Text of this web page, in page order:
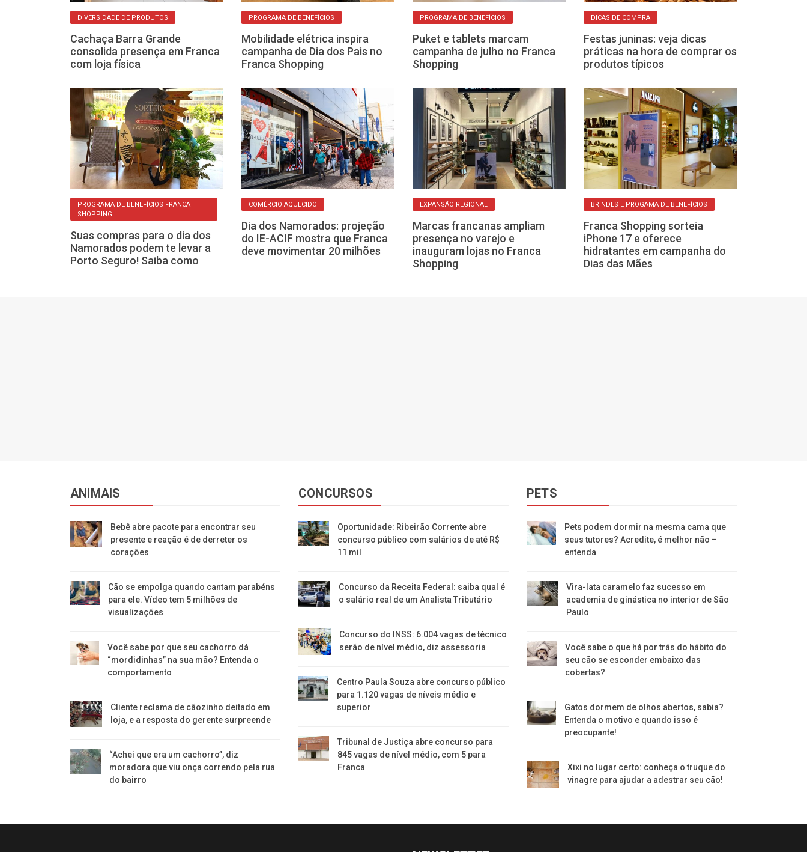
DIVERSIDADE DE PRODUTOS
Cachaça Barra Grande
consolida presença em Franca
com loja física
PROGRAMA DE BENEFÍCIOS
Mobilidade elétrica inspira
campanha de Dia dos Pais no
Franca Shopping
PROGRAMA DE BENEFÍCIOS
Puket e tablets marcam
campanha de julho no Franca
Shopping
DICAS DE COMPRA
Festas juninas: veja dicas
práticas na hora de comprar os
produtos típicos
PROGRAMA DE BENEFÍCIOS FRANCA
SHOPPING
Suas compras para o dia dos
Namorados podem te levar a
Porto Seguro! Saiba como
COMÉRCIO AQUECIDO
Dia dos Namorados: projeção
do IE-ACIF mostra que Franca
deve movimentar 20 milhões
EXPANSÃO REGIONAL
Marcas francanas ampliam
presença no varejo e
inauguram lojas no Franca
Shopping
BRINDES E PROGAMA DE BENEFÍCIOS
Franca Shopping sorteia
iPhone 17 e oferece
hidratantes em campanha do
Dias das Mães
ANIMAIS
Bebê abre pacote para encontrar seu
presente e reação é de derreter os
corações
Cão se empolga quando cantam parabéns
para ele. Vídeo tem 5 milhões de
visualizações
Você sabe por que seu cachorro dá
“mordidinhas” na sua mão? Entenda o
comportamento
Cliente reclama de cãozinho deitado em
loja, e a resposta do gerente surpreende
“Achei que era um cachorro”, diz
moradora que viu onça correndo pela rua
do bairro
CONCURSOS
Oportunidade: Ribeirão Corrente abre
concurso público com salários de até R$
11 mil
Concurso da Receita Federal: saiba qual é
o salário real de um Analista Tributário
Concurso do INSS: 6.004 vagas de técnico
serão de nível médio, diz assessoria
Centro Paula Souza abre concurso público
para 1.120 vagas de níveis médio e
superior
Tribunal de Justiça abre concurso para
845 vagas de nível médio, com 5 para
Franca
PETS
Pets podem dormir na mesma cama que
seus tutores? Acredite, é melhor não –
entenda
Vira-lata caramelo faz sucesso em
academia de ginástica no interior de São
Paulo
Você sabe o que há por trás do hábito do
seu cão se esconder embaixo das
cobertas?
Gatos dormem de olhos abertos, sabia?
Entenda o motivo e quando isso é
preocupante!
Xixi no lugar certo: conheça o truque do
vinagre para ajudar a adestrar seu cão!